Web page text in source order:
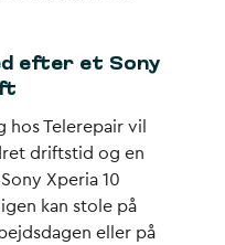
efter et Sony
Telerepair vil
driftstid og en
Xperia 10
kan stole på
eller på